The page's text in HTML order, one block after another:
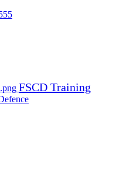
FSCD Training